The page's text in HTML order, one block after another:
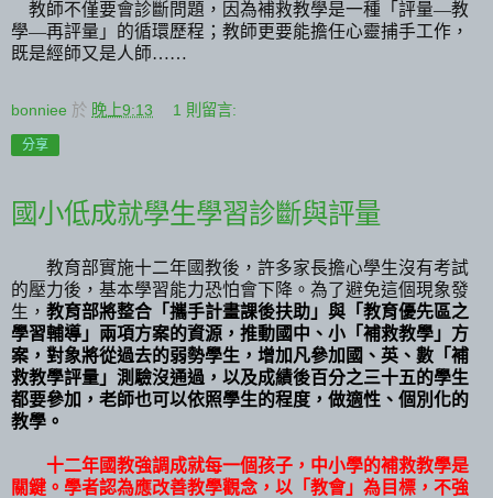
教師不僅要會診斷問題，因為補救教學是一種「評量—教
學—再評量」的循環歷程；教師更要能擔任心靈捕手工作，
既是經師又是人師……
bonniee 於 晚上9:13 1 則留言:
分享
國小低成就學生學習診斷與評量
教育部實施十二年國教後，許多家長擔心學生沒有考試
的壓力後，基本學習能力恐怕會下降。為了避免這個現象發
生， 教育部將整合「攜手計畫課後扶助」與「教育優先區之
學習輔導」兩項方案的資源，推動國中、小「補救教學」方
案，對象將從過去的弱勢學生，增加凡參加國、英、數「補
救教學評量」測驗沒通過，以及成績後百分之三十五的學生
都要參加，老師也可以依照學生的程度，做適性、個別化的
教學。
十二年國教強調成就每一個孩子，中小學的補救教學是
關鍵。學者認為應改善教學觀念，以「教會」為目標，不強